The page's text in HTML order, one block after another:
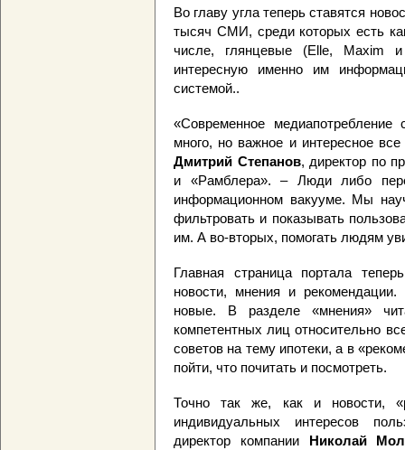
Во главу угла теперь ставятся
тысяч СМИ, среди которых есть
числе, глянцевые (Elle, Maxim
интересную именно им
системой..
«Современное
много, но важное и интересное
Дмитрий Степанов, директор по
и «Рамблера». – Люди либо
информационном вакууме. Мы
фильтровать и показывать
им. А во-вторых, помогать людям
Главная страница портала
новости, мнения и
новые. В разделе «мнения»
компетентных лиц относительно
советов на тему ипотеки, а в
пойти, что почитать и посмотреть.
Точно так же, как и новости,
индивидуальных интересов
директор компании Николай